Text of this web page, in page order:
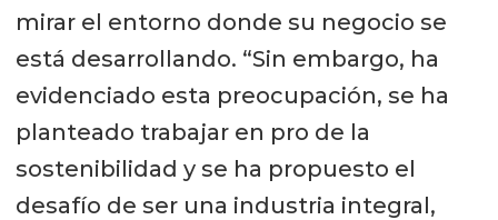
mirar el entorno donde su negocio se
está desarrollando. “Sin embargo, ha
evidenciado esta preocupación, se ha
planteado trabajar en pro de la
sostenibilidad y se ha propuesto el
desafío de ser una industria integral,